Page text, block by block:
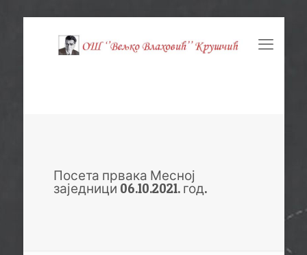
Посета првака Месној
заједници 06.10.2021. год.